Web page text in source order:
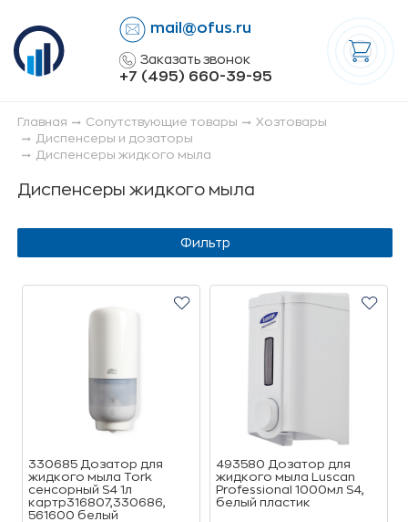
mail@ofus.ru
Заказать звонок
+7 (495) 660-39-95
Главная Сопутствующие товары
Хозтовары
Диспенсеры и дозаторы
Диспенсеры жидкого мыла
Диспенсеры жидкого мыла
Фильтр
330685 Дозатор для
жидкого мыла Tork
сенсорный S4 1л
картр316807,330686,
561600 белый
493580 Дозатор для
жидкого мыла Luscan
Professional 1000мл S4,
белый пластик